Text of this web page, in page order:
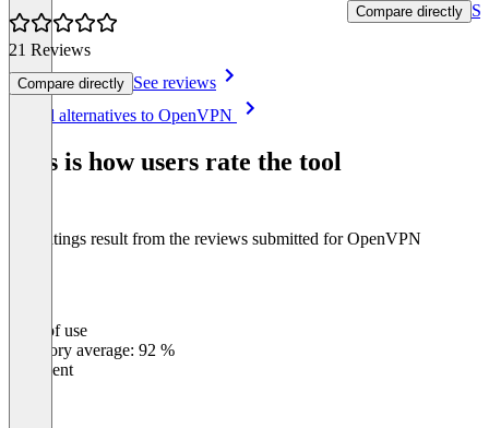
21 Reviews
Compare directly See reviews
Compare directly
See all alternatives to OpenVPN
This is how users rate the tool
The ratings result from the reviews submitted for OpenVPN
Ease of use
Category average: 92 %
Excellent